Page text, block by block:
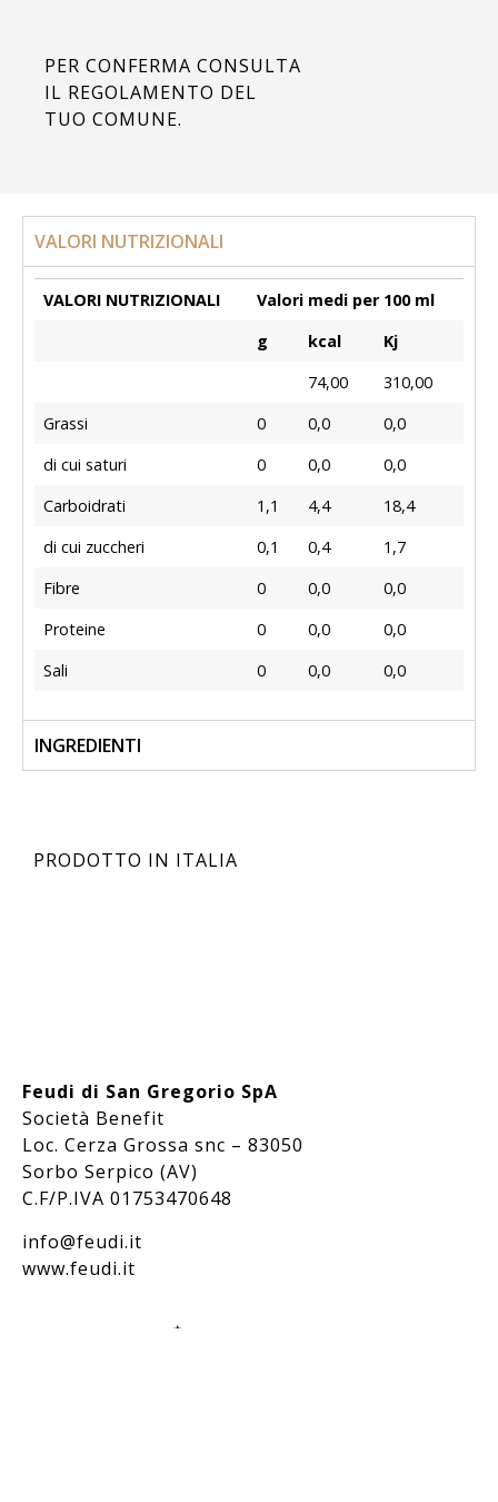
PER CONFERMA CONSULTA
IL REGOLAMENTO DEL
TUO COMUNE.
VALORI NUTRIZIONALI
VALORI NUTRIZIONALI
Valori medi per 100 ml
g
kcal
Kj
74,00
310,00
Grassi
0 0,0
0,0
di cui saturi
0 0,0
0,0
Carboidrati
1,1 4,4
18,4
di cui zuccheri
0,1 0,4
1,7
Fibre
0 0,0
0,0
Proteine
0 0,0
0,0
Sali
0 0,0 0,0
INGREDIENTI
PRODOTTO IN ITALIA
Feudi di San Gregorio SpA
Società Benefit
Loc. Cerza Grossa snc – 83050
Sorbo Serpico (AV)
C.F/P.IVA 01753470648
info@feudi.it
www.feudi.it